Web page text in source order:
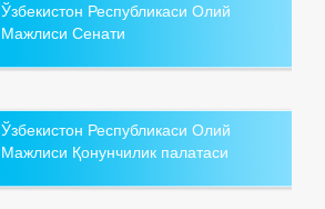
Ўзбекистон Республикаси Олий
Мажлиси Сенати
Ўзбекистон Республикаси Олий
Мажлиси Қонунчилик палатаси